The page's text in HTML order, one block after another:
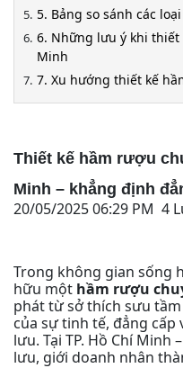
5. Bảng so sánh các
6. Những lưu ý khi thiết
Minh
7. Xu hướng thiết kế
Thiết kế hầm rượu
Minh – khẳng định
20/05/2025 06:29 PM 4
Trong không gian sống
hữu một hầm rượu
phát từ sở thích sưu
của sự tinh tế, đẳng
lưu. Tại TP. Hồ Chí
lưu, giới doanh nhân